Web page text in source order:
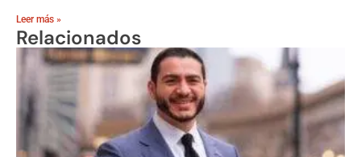
Leer más »
Relacionados